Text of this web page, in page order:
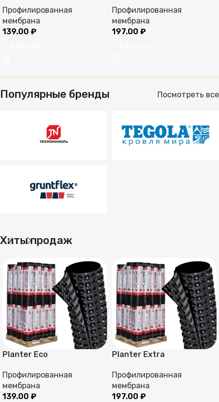
Профилированная
мембрана
139.00 ₽
Профилированная
мембрана
197.00 ₽
Популярные бренды Посмотреть все
Хиты продаж
Planter Eco
Профилированная
мембрана
139.00 ₽
Planter Extra
Профилированная
мембрана
197.00 ₽